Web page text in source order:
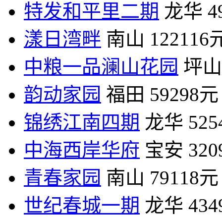
特发和平里二期 龙华
漾日湾畔 南山 122116
中粮一品澜山花园 坪山
韵动家园 福田 59298元
锦绣江南四期 龙华
中海西岸华府 宝安
青春家园 南山 79118元
世纪春城一期 龙华